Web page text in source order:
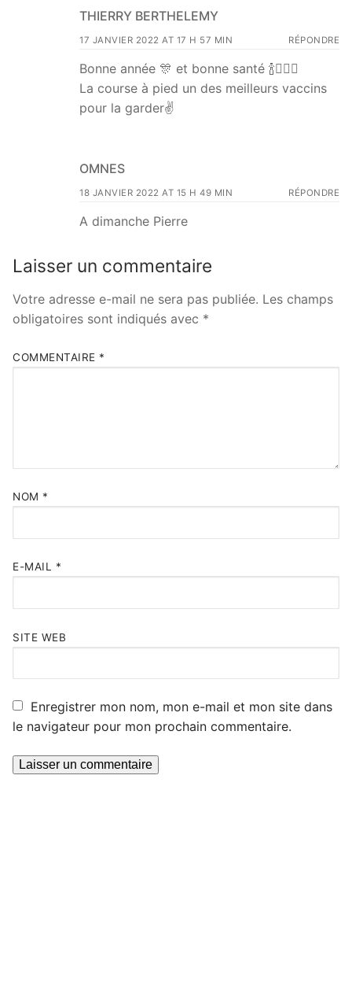
THIERRY BERTHELEMY
17 JANVIER 2022 AT 17 H 57 MIN RÉPONDRE
Bonne année 🎊 et bonne santé 🍾🏃🏽‍♂️
La course à pied un des meilleurs vaccins
pour la garder✌
OMNES
18 JANVIER 2022 AT 15 H 49 MIN RÉPONDRE
A dimanche Pierre
Laisser un commentaire
Votre adresse e-mail ne sera pas publiée. Les champs
obligatoires sont indiqués avec *
COMMENTAIRE *
NOM *
E-MAIL *
SITE WEB
Enregistrer mon nom, mon e-mail et mon site dans
le navigateur pour mon prochain commentaire.